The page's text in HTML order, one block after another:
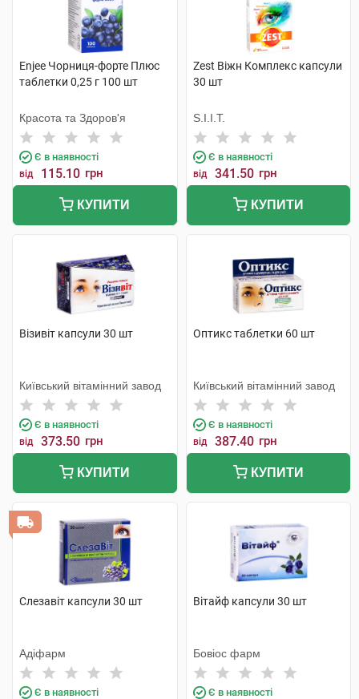
Enjee Чорниця-форте Плюс
таблетки 0,25 г 100 шт
Красота та Здоров'я
Є в наявності
від 115.10 грн
КУПИТИ
Zest Віжн Комплекс капсули
30 шт
S.I.I.T.
Є в наявності
від 341.50 грн
КУПИТИ
Візивіт капсули 30 шт
Київський вітамінний завод
Є в наявності
від 373.50 грн
КУПИТИ
Оптикс таблетки 60 шт
Київський вітамінний завод
Є в наявності
від 387.40 грн
КУПИТИ
Слезавіт капсули 30 шт
Адіфарм
Є в наявності
Вітайф капсули 30 шт
Бовіос фарм
Є в наявності